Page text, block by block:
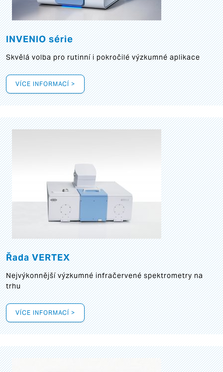
INVENIO série
Skvělá volba pro rutinní i pokročilé výzkumné aplikace
VÍCE INFORMACÍ >
Řada VERTEX
Nejvýkonnější výzkumné infračervené spektrometry na
trhu
VÍCE INFORMACÍ >